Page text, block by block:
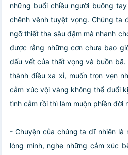
những buổi chiều người buông
chênh vênh tuyệt vọng. Chúng ta
ngỡ thiết tha sâu đậm mà nhanh
được rằng những cơn chưa bao
dấu vết của thất vọng và buồn bã.
thành điều xa xỉ, muốn trọn vẹn
cảm xúc vội vàng không thể đuổi
tình cảm rồi thì làm muộn phiền đời
- Chuyện của chúng ta dĩ nhiên là
lòng mình, nghe những cảm xúc